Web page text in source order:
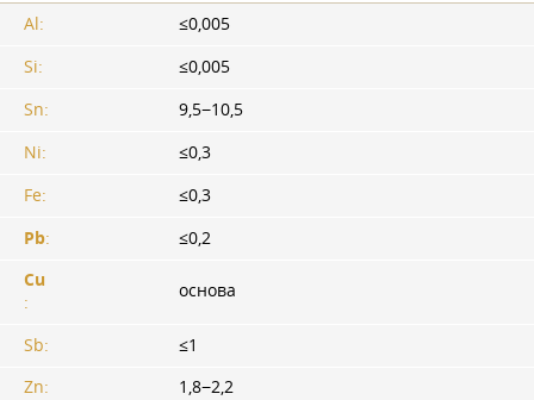
Al:
≤0,005
Si:
≤0,005
Sn:
9,5−10,5
Ni:
≤0,3
Fe:
≤0,3
Pb:
≤0,2
Cu
:
основа
Sb:
≤1
Zn:
1,8−2,2